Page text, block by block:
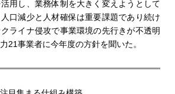
用し、業務体制を大きく変えようとして
口減少と人材確保は重要課題であり続け
ライナ侵攻で事業環境の先行きが不透明
21事業者に今年度の方針を聞いた。